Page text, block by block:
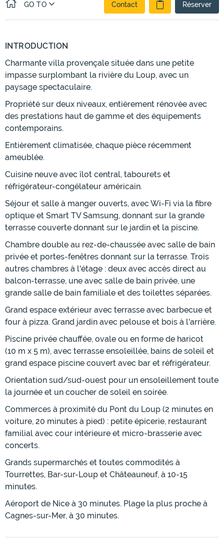
GO TO Contact Réserver
INTRODUCTION
Charmante villa provençale située dans une petite
impasse surplombant la rivière du Loup, avec un
paysage spectaculaire.
Propriété sur deux niveaux, entièrement rénovée avec
des prestations haut de gamme et des équipements
contemporains.
Entièrement climatisée, chaque pièce récemment
ameublée.
Cuisine neuve avec îlot central, tabourets et
réfrigérateur-congélateur américain.
Séjour et salle à manger ouverts, avec Wi-Fi via la fibre
optique et Smart TV Samsung, donnant sur la grande
terrasse couverte donnant sur le jardin et la piscine.
Chambre double au rez-de-chaussée avec salle de bain
privée et portes-fenêtres donnant sur la terrasse. Trois
autres chambres à l'étage : deux avec accès direct au
balcon-terrasse, une avec salle de bain privée, une
grande salle de bain familiale et des toilettes séparées.
Grand espace extérieur avec terrasse avec barbecue et
four à pizza. Grand jardin avec pelouse et bois à l'arrière.
Piscine privée chauffée, ovale ou en forme de haricot
(10 m x 5 m), avec terrasse ensoleillée, bains de soleil et
grand espace piscine couvert avec bar et réfrigérateur.
Orientation sud/sud-ouest pour un ensoleillement toute
la journée et un coucher de soleil en soirée.
Commerces à proximité du Pont du Loup (2 minutes en
voiture, 20 minutes à pied) : petite épicerie, restaurant
familial avec cour intérieure et micro-brasserie avec
concerts.
Grands supermarchés et toutes commodités à
Tourrettes, Bar-sur-Loup et Châteauneuf, à 10-15
minutes.
Aéroport de Nice à 30 minutes. Plage la plus proche à
Cagnes-sur-Mer, à 30 minutes.